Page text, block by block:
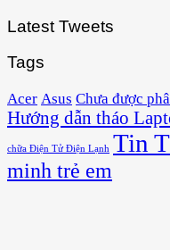
Latest Tweets
Tags
Acer Asus Chưa được
Hướng dẫn tháo
chữa Điện Tử Điện Lạnh Tin
minh trẻ em